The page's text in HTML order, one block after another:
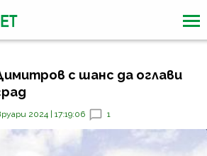
с шанс да оглави
2024 | 17:19:06 1